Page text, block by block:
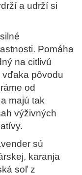
a udrží si
Pomáha
na citlivú
pôvodu
od
majú tak
výživných
sú
karanja
soľ z